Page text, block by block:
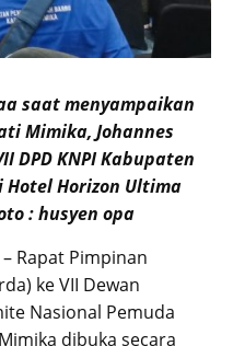
saat menyampaikan
Mimika, Johannes
DPD KNPI Kabupaten
Horizon Ultima
: husyen opa
– Rapat Pimpinan
ke VII Dewan
Nasional Pemuda
dibuka secara